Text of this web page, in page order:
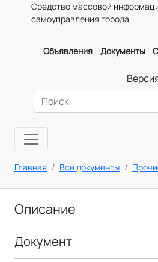
Средство массовой
самоуправления города
Объявления Документы
Главная Все документы
Описание
Документ